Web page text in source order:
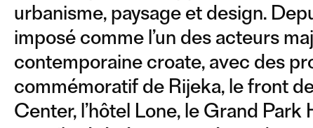
urbanisme, paysage et design.
imposé comme l’un des acteurs
contemporaine croate, avec des
commémoratif de Rijeka, le front
Center, l’hôtel Lone, le Grand